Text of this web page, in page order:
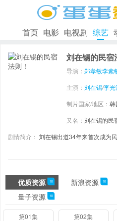
首页 电影 电视剧 综艺
刘在锡的民宿
导演： 郑孝敏李素
主演： 刘在锡/李光
制片国家/地区： 韩
又名： 刘在锡的民
剧情简介： 刘在锡出道34年来首次成为
优质资源 10 新浪资源 10
量子资源 10
第01集 第02集